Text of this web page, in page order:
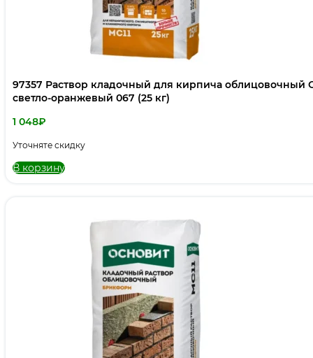
97357 Раствор кладочный для кирпича
светло-оранжевый 067 (25 кг)
1 048₽
Уточняте скидку
В корзину